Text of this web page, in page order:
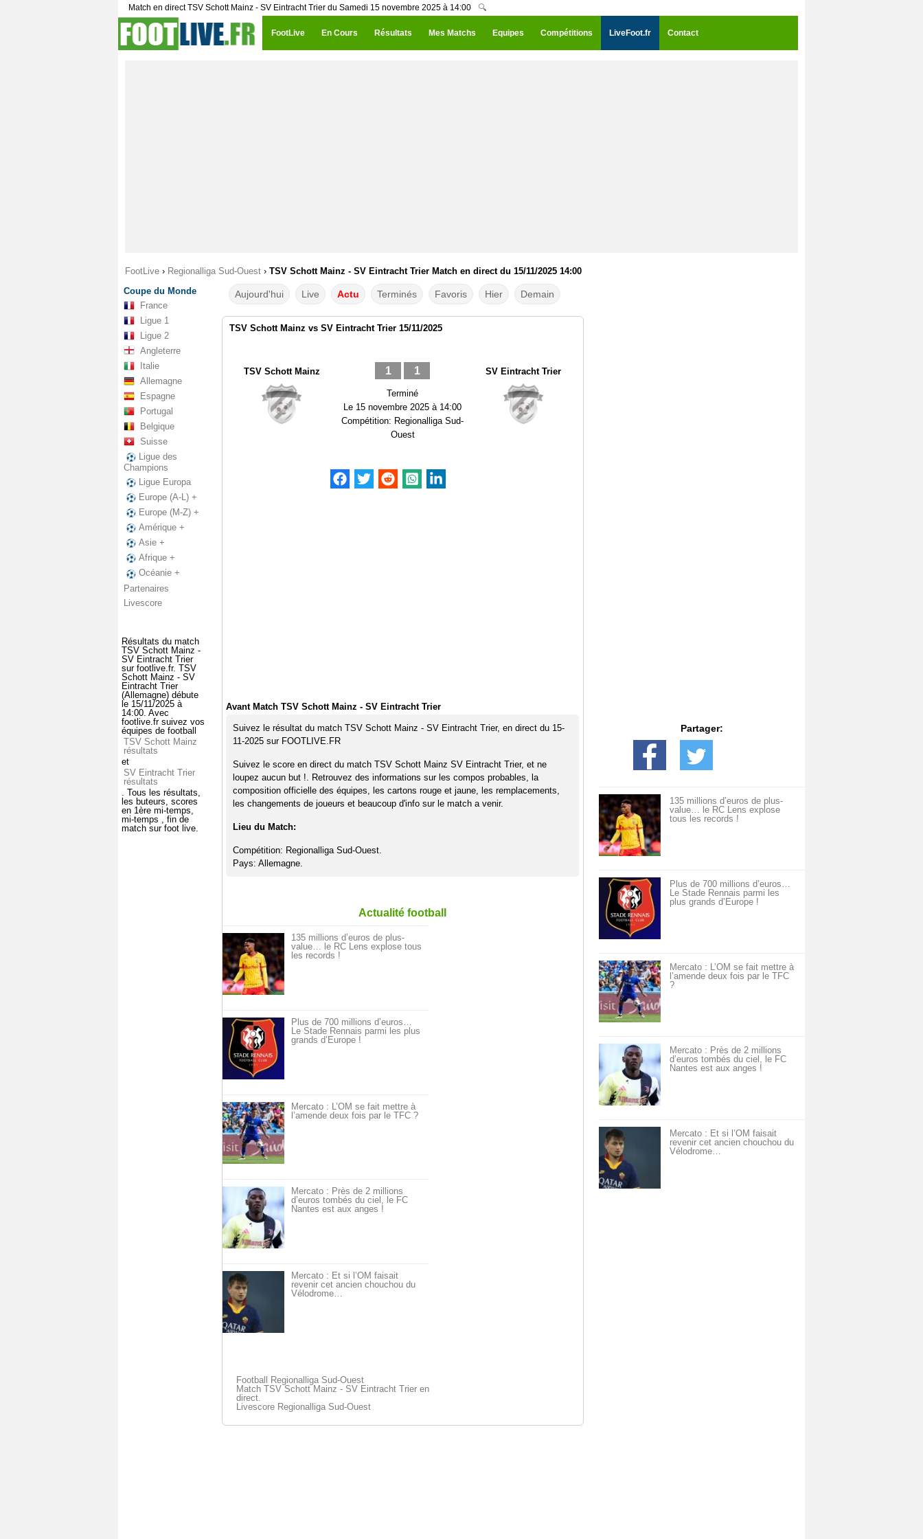
Match en direct TSV Schott Mainz - SV Eintracht Trier du Samedi 15 novembre 2025 à 14:00 🔍
FootLive En Cours Résultats Mes Matchs Equipes Compétitions LiveFoot.fr Contact
FootLive › Regionalliga Sud-Ouest › TSV Schott Mainz - SV Eintracht Trier Match en direct du 15/11/2025 14:00
Coupe du Monde
France
Ligue 1
Ligue 2
Angleterre
Italie
Allemagne
Espagne
Portugal
Belgique
Suisse
Ligue des
Champions
Ligue Europa
Europe (A-L) +
Europe (M-Z) +
Amérique +
Asie +
Afrique +
Océanie +
Partenaires
Livescore
Résultats du match
TSV Schott Mainz -
SV Eintracht Trier
sur footlive.fr. TSV
Schott Mainz - SV
Eintracht Trier
(Allemagne) débute
le 15/11/2025 à
14:00. Avec
footlive.fr suivez vos
équipes de football
TSV Schott Mainz
résultats
et
SV Eintracht Trier
résultats
. Tous les résultats,
les buteurs, scores
en 1ère mi-temps,
mi-temps , fin de
match sur foot live.
Aujourd'hui Live Actu Terminés Favoris Hier Demain
TSV Schott Mainz vs SV Eintracht Trier 15/11/2025
TSV Schott Mainz 1 1
Terminé
Le 15 novembre 2025 à 14:00
Compétition: Regionalliga Sud-
Ouest
SV Eintracht Trier
Avant Match TSV Schott Mainz - SV Eintracht Trier
Suivez le résultat du match TSV Schott Mainz - SV Eintracht Trier, en direct du 15-
11-2025 sur FOOTLIVE.FR
Suivez le score en direct du match TSV Schott Mainz SV Eintracht Trier, et ne
loupez aucun but !. Retrouvez des informations sur les compos probables, la
composition officielle des équipes, les cartons rouge et jaune, les remplacements,
les changements de joueurs et beaucoup d'info sur le match a venir.
Lieu du Match:
Compétition: Regionalliga Sud-Ouest.
Pays: Allemagne.
Actualité football
135 millions d’euros de plus-
value… le RC Lens explose tous
les records !
Plus de 700 millions d’euros…
Le Stade Rennais parmi les plus
grands d’Europe !
Mercato : L’OM se fait mettre à
l’amende deux fois par le TFC ?
Mercato : Près de 2 millions
d’euros tombés du ciel, le FC
Nantes est aux anges !
Mercato : Et si l’OM faisait
revenir cet ancien chouchou du
Vélodrome…
Football Regionalliga Sud-Ouest
Match TSV Schott Mainz - SV Eintracht Trier en
direct.
Livescore Regionalliga Sud-Ouest
Partager:
135 millions d’euros de plus-
value… le RC Lens explose
tous les records !
Plus de 700 millions d’euros…
Le Stade Rennais parmi les
plus grands d’Europe !
Mercato : L’OM se fait mettre à
l’amende deux fois par le TFC
?
Mercato : Près de 2 millions
d’euros tombés du ciel, le FC
Nantes est aux anges !
Mercato : Et si l’OM faisait
revenir cet ancien chouchou du
Vélodrome…